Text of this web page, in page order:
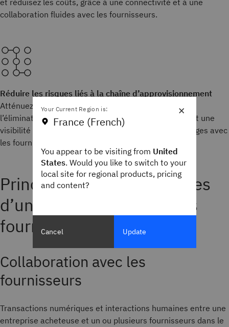
et réduisez les coûts, grâce à une connectivité et à une
collaboration fluides avec les fournisseurs.
Réduire les risques liés à la chaîne d’approvisionnement
Atténuez les risques, même en temps de crise, avec
l’élimination des angles morts liés aux transactions et une
visibilité multipartite permettant de minimiser les litiges avec
les fournisseurs.
Principales caractéristiques
d’une gestion efficace des
fournisseurs
Collaboration avec les
fournisseurs
Transactions numériques et interactions humaines entre une
entreprise acheteuse et un ou plusieurs fournisseurs dans le
×
Your Current Region is:
France (French)
You appear to be visiting from United
States. Would you like to switch to your
local site for regional products, pricing
and content?
Cancel Update